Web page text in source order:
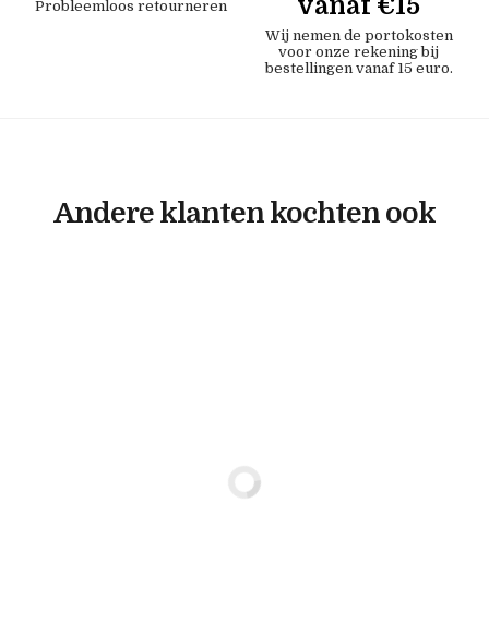
Probleemloos retourneren
Wij nemen de portokosten
voor onze rekening bij
bestellingen vanaf 15 euro.
Andere klanten kochten ook